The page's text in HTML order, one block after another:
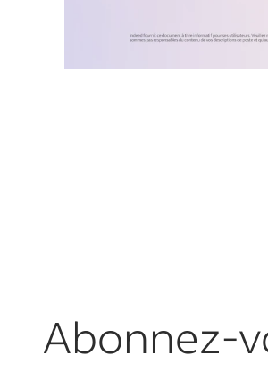
Abonnez-